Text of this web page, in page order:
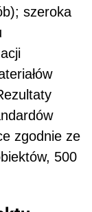
szeroka
zgodnie ze
500